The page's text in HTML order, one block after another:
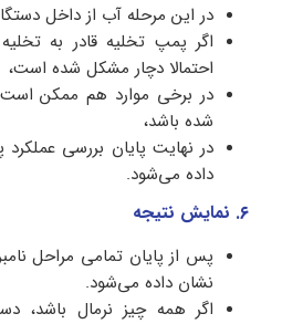
در این مرحله آب از داخل
اگر پمپ تخلیه قادر به
احتمالا دچار مشکل شده است،
در برخی موارد هم ممکن
شده باشد،
داده می‌شود.
۶. نمایش نتیجه
پس از پایان تمامی مراحل
نشان داده می‌شود.
اگر همه چیز نرمال باشد،